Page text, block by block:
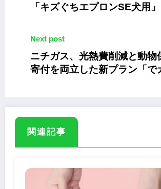
「キズぐちエプロンSE犬用
Next post
ニチガス、光熱費削減と動物
寄付を両立した新プラン「で
関連記事